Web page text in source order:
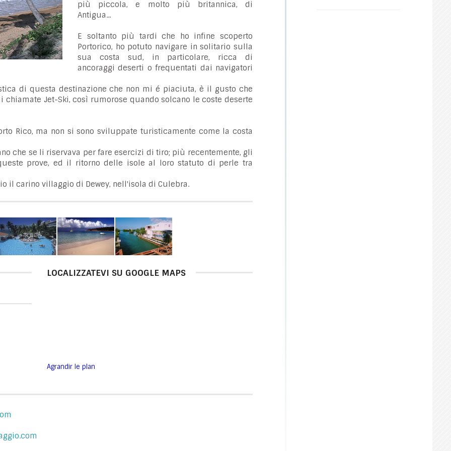
più piccola, e molto più britannica, di
Antigua...
E soltanto più tardi che ho infine scoperto
Portorico, ho potuto navigare in solitario sulla
sua costa sud, in particolare, ricca di
ancoraggi deserti o frequentati dai navigatori
di questa destinazione che non mi é piaciuta, è il gusto che
Jet-Ski, così rumorose quando solcano le coste deserte
Rico, ma non si sono sviluppate turisticamente come la costa
che se li riservava per fare esercizi di tiro; più recentemente, gli
prove, ed il ritorno delle isole al loro statuto di perle tra
il carino villaggio di Dewey, nell'isola di Culebra.
LOCALIZZATEVI SU GOOGLE MAPS
Agrandir le plan